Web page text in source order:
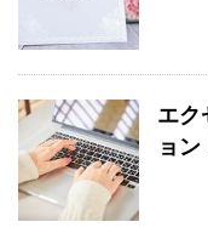
エク
ョ